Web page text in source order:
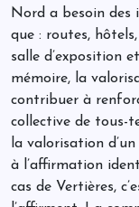
Nord a besoin des
que : routes,
salle d’exposition
mémoire, la
contribuer à
collective de tous-
la valorisation
à l’affirmation
cas de Vertières,